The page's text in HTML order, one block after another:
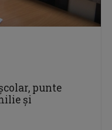
punte
și